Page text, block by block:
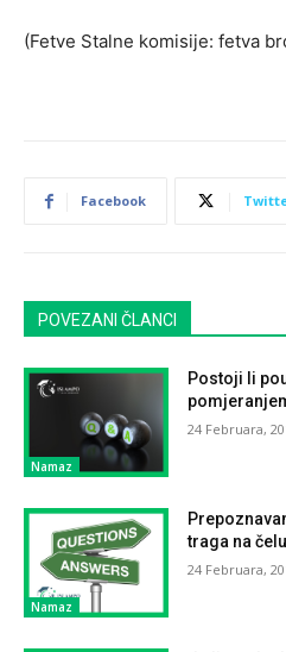
(Fetve Stalne komisije: fetva
Facebook
POVEZANI ČLANCI
Namaz
Postoji li
24 Februara,
Namaz
traga na
24 Februara,